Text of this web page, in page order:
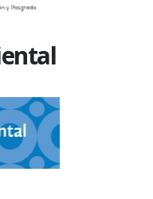
UN